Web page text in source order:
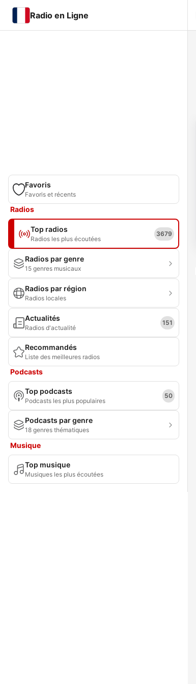
Radio en Ligne
Favoris
Favoris et récents
Radios
Top radios
Radios les plus écoutées
3679
Radios par genre
15 genres musicaux
Radios par région
Radios locales
Actualités
Radios d'actualité
151
Recommandés
Liste des meilleures radios
Podcasts
Top podcasts
Podcasts les plus populaires
50
Podcasts par genre
18 genres thématiques
Musique
Top musique
Musiques les plus écoutées